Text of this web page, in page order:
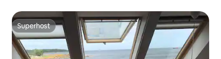
Superhost
Superhost